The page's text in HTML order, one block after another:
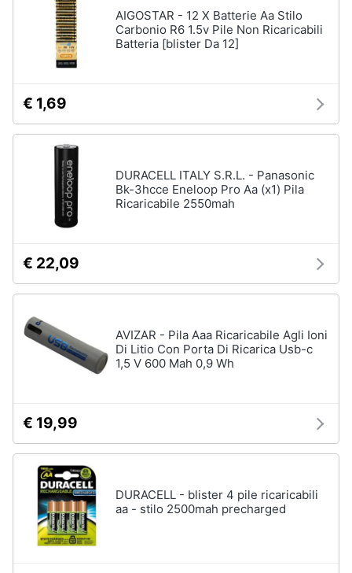
Audio
Arredo
Brico
Giardinaggio
e
igiene
Beauty
Giocattoli
infanzia
Fotografia
Casalinghi
AIGOSTAR - 12 X Batterie Aa Stilo
Carbonio R6 1.5v Pile Non Ricaricabili
Batteria [blister Da 12]
€ 1,69
DURACELL ITALY S.R.L. - Panasonic
Bk-3hcce Eneloop Pro Aa (x1) Pila
Ricaricabile 2550mah
€ 22,09
AVIZAR - Pila Aaa Ricaricabile Agli Ioni
Di Litio Con Porta Di Ricarica Usb-c
1,5 V 600 Mah 0,9 Wh
€ 19,99
DURACELL - blister 4 pile ricaricabili
aa - stilo 2500mah precharged